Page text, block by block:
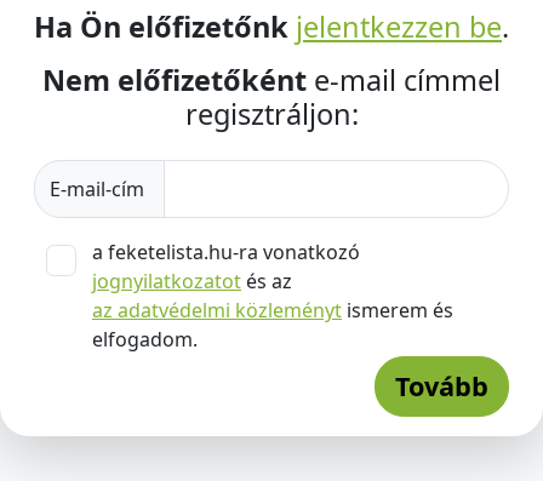
Ha Ön előfizetőnk jelentkezzen be.
Nem előfizetőként e-mail címmel
regisztráljon:
E-mail-cím
a feketelista.hu-ra vonatkozó
jognyilatkozatot és az
az adatvédelmi közleményt ismerem és
elfogadom.
Tovább